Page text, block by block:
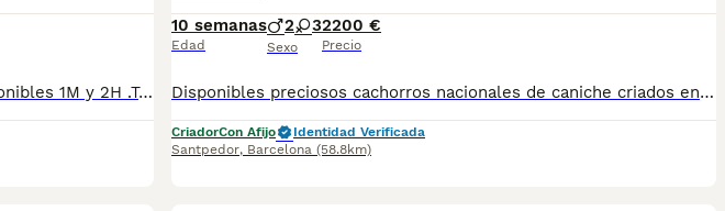
Preciosos cachorros de caniche color negro disponibles 1M y 2H .Todos nuestros cachorros se entregan con las correspondientes vacunas a su edad , microchip y garantias. Padres a la vista .
10 semanas
Edad
2 3
Sexo
2200 €
Precio
Disponibles preciosos cachorros nacionales de caniche criados en nuestras instalaciones, en un ambiente familiar y responsable. Nuestros cachorros se entregan con cartilla de primera vacunación, vacunas correspondientes a su edad, desparasitados interna y externamente, y con microchip implantado y dado de alta. Además, realizamos un contrato de garantía que incluye: • Garantía vírica de 15 días. • Garantía congénita de 1 año. Desde la fecha de entrega del cachorro. Nos comprometemos al 100% con la salud, el bienestar y el cuidado de nuestros pequeños. Disponemos de Núcleo Zoológico Para más información, imágenes o cualquier consulta sin compromiso, pueden contactar con nosotros en los teléfonos: CRISTINA 📞 722 788 399 📞 932 514 529
CriadorCon Afijo
Identidad Verificada
Santpedor, Barcelona (58.8km)